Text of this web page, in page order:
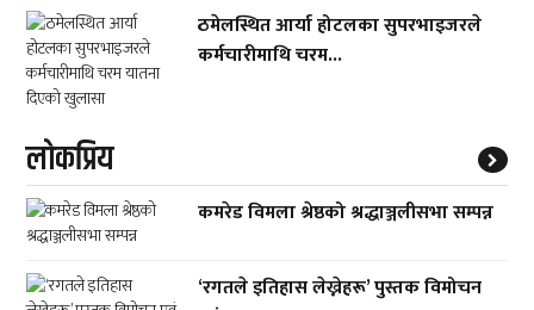
ठमेलस्थित आर्या होटलका सुपरभाइजरले
कर्मचारीमाथि चरम...
लाेकप्रिय
कमरेड विमला श्रेष्ठको श्रद्धाञ्जलीसभा सम्पन्न
‘रगतले इतिहास लेख्नेहरू’ पुस्तक विमोचन